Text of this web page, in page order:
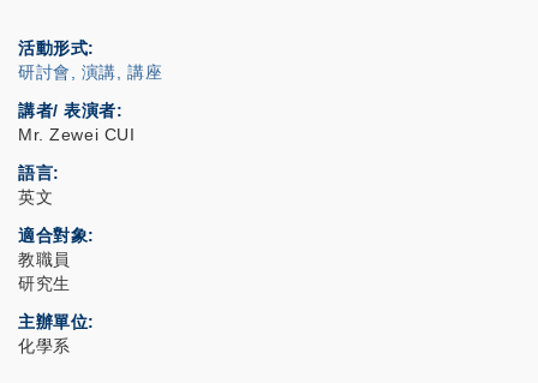
活動形式
研討會, 演講, 講座
講者/ 表演者:
Mr. Zewei CUI
語言
英文
適合對象
教職員
研究生
主辦單位
化學系